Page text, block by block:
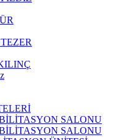
SALONU
SALONU